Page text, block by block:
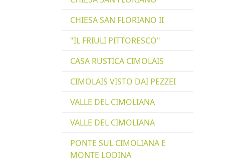
CHIESA SAN FLORIANO II
"IL FRIULI PITTORESCO"
CASA RUSTICA CIMOLAIS
CIMOLAIS VISTO DAI PEZZEI
VALLE DEL CIMOLIANA
VALLE DEL CIMOLIANA
PONTE SUL CIMOLIANA E
MONTE LODINA